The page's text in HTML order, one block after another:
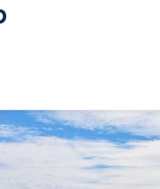
ちょがはま）